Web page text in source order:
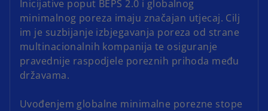
Inicijative poput BEPS 2.0 i globalnog
minimalnog poreza imaju značajan utjecaj. Cilj
im je suzbijanje izbjegavanja poreza od strane
multinacionalnih kompanija te osiguranje
pravednije raspodjele poreznih prihoda među
državama.
Uvođenjem globalne minimalne porezne stope